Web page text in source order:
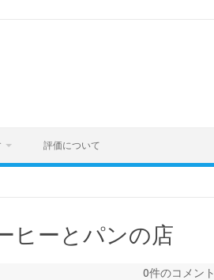
評価について
ヒーとパンの店
0件のコメント